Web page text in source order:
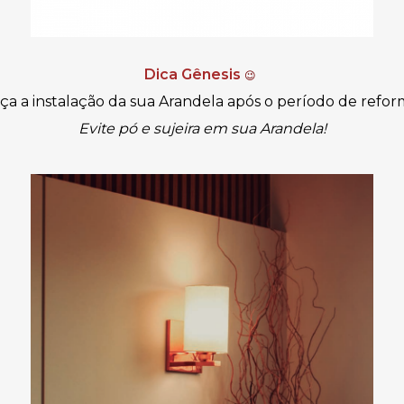
Dica Gênesis 😉
a instalação da sua Arandela após o período de
Evite pó e sujeira em sua Arandela!